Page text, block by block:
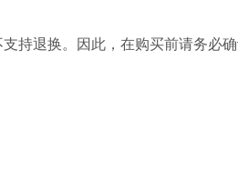
持退换。因此，在购买前请务必